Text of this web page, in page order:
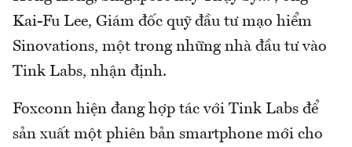
Kai-Fu Lee, Giám đốc quỹ đầu tư mạo hiểm
Sinovations, một trong những nhà đầu tư vào
Tink Labs, nhận định.
Foxconn hiện đang hợp tác với Tink Labs để
sản xuất một phiên bản smartphone mới cho